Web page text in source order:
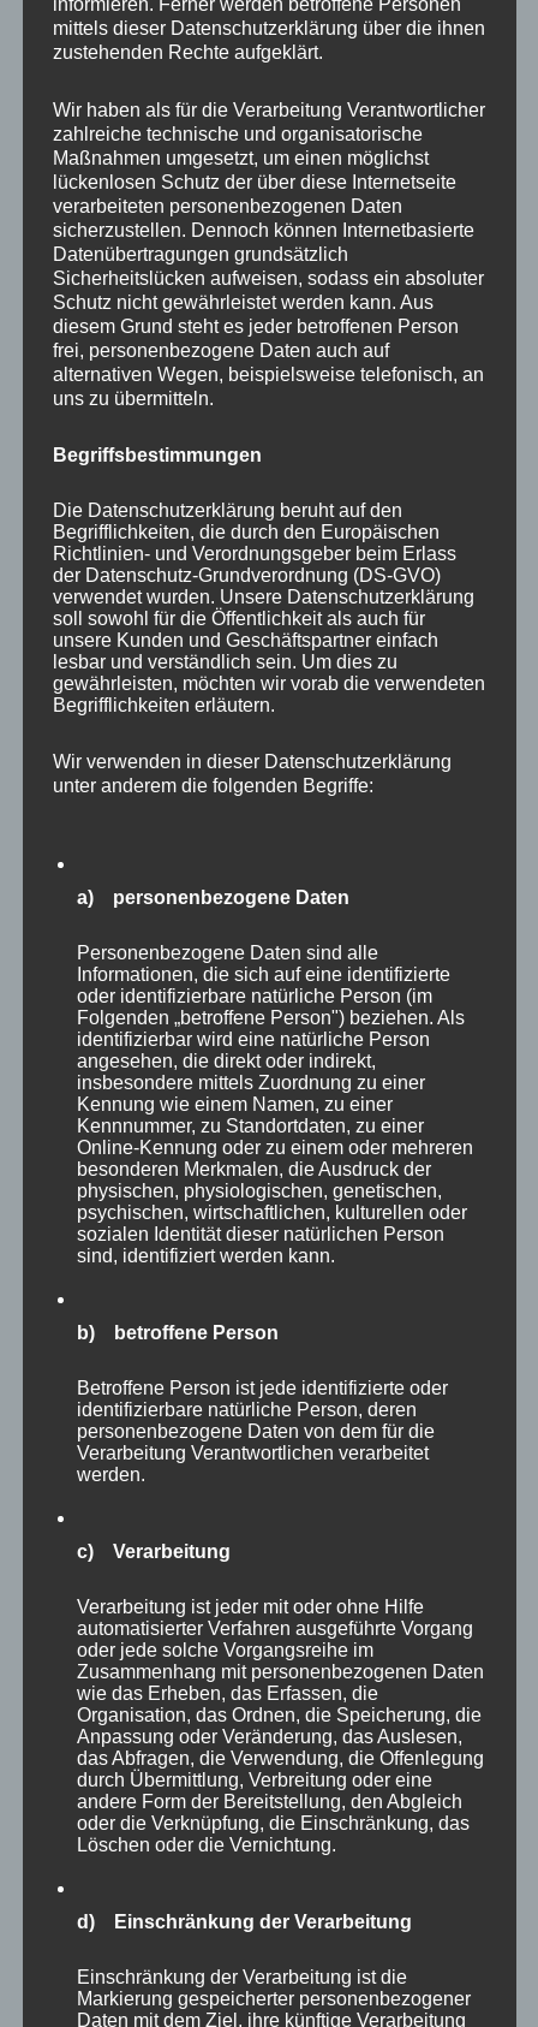
Natürlich darf in einem Wildpark auch
Schwarzwildnicht fehlen und das tut es in
Eekholt auch nicht. Irgendwie hatte ich bei den
Wildschweinen nicht so die Geduld, sonst
wären sicher noch schönere Bilder zu Stande
gekommen.
Auch Vogelfreunde werden in Eekholt voll auf
ihre Kosten kommen. Zunächst sind
sehen. Diese “Majestäten der Lüfte” habe ich
auch schon mehrfach in freier Wildbahn vor
wahrlich riesige Greifvögel, die auch hier sehr
beeindruckend wirken.
Einen ganzen Abschnitt des Parkes widmet
man in Eekholt den verschiedenen Eulenarten,
die man in ihren Volieren anschauen kann. Egal
ob Bartkauz, Schneeeule oder welche Eulenart
auch immer, die Tiere gehören zweifellos zu
nachts und fliegen lautlos – kleine (oder
große?) Meisterwerke der Natur!
mittels dieser Datenschutzerklärung über die ihnen
zustehenden Rechte aufgeklärt.
Wir haben als für die Verarbeitung Verantwortlicher
zahlreiche technische und organisatorische
Maßnahmen umgesetzt, um einen möglichst
lückenlosen Schutz der über diese Internetseite
verarbeiteten personenbezogenen Daten
sicherzustellen. Dennoch können Internetbasierte
Datenübertragungen grundsätzlich
Sicherheitslücken aufweisen, sodass ein absoluter
Schutz nicht gewährleistet werden kann. Aus
diesem Grund steht es jeder betroffenen Person
frei, personenbezogene Daten auch auf
alternativen Wegen, beispielsweise telefonisch, an
uns zu übermitteln.
Begriffsbestimmungen
Die Datenschutzerklärung beruht auf den
Begrifflichkeiten, die durch den Europäischen
Richtlinien- und Verordnungsgeber beim Erlass
der Datenschutz-Grundverordnung (DS-GVO)
verwendet wurden. Unsere Datenschutzerklärung
soll sowohl für die Öffentlichkeit als auch für
unsere Kunden und Geschäftspartner einfach
lesbar und verständlich sein. Um dies zu
gewährleisten, möchten wir vorab die verwendeten
Begrifflichkeiten erläutern.
Wir verwenden in dieser Datenschutzerklärung
unter anderem die folgenden Begriffe:
a) personenbezogene Daten
Personenbezogene Daten sind alle
Informationen, die sich auf eine identifizierte
oder identifizierbare natürliche Person (im
Folgenden „betroffene Person") beziehen. Als
identifizierbar wird eine natürliche Person
angesehen, die direkt oder indirekt,
insbesondere mittels Zuordnung zu einer
Kennung wie einem Namen, zu einer
Kennnummer, zu Standortdaten, zu einer
Online-Kennung oder zu einem oder mehreren
besonderen Merkmalen, die Ausdruck der
physischen, physiologischen, genetischen,
psychischen, wirtschaftlichen, kulturellen oder
sozialen Identität dieser natürlichen Person
sind, identifiziert werden kann.
b) betroffene Person
Betroffene Person ist jede identifizierte oder
identifizierbare natürliche Person, deren
personenbezogene Daten von dem für die
Verarbeitung Verantwortlichen verarbeitet
werden.
c) Verarbeitung
Verarbeitung ist jeder mit oder ohne Hilfe
automatisierter Verfahren ausgeführte Vorgang
oder jede solche Vorgangsreihe im
Zusammenhang mit personenbezogenen Daten
wie das Erheben, das Erfassen, die
Organisation, das Ordnen, die Speicherung, die
Anpassung oder Veränderung, das Auslesen,
das Abfragen, die Verwendung, die Offenlegung
durch Übermittlung, Verbreitung oder eine
andere Form der Bereitstellung, den Abgleich
oder die Verknüpfung, die Einschränkung, das
Löschen oder die Vernichtung.
d) Einschränkung der Verarbeitung
Einschränkung der Verarbeitung ist die
Markierung gespeicherter personenbezogener
Daten mit dem Ziel, ihre künftige Verarbeitung